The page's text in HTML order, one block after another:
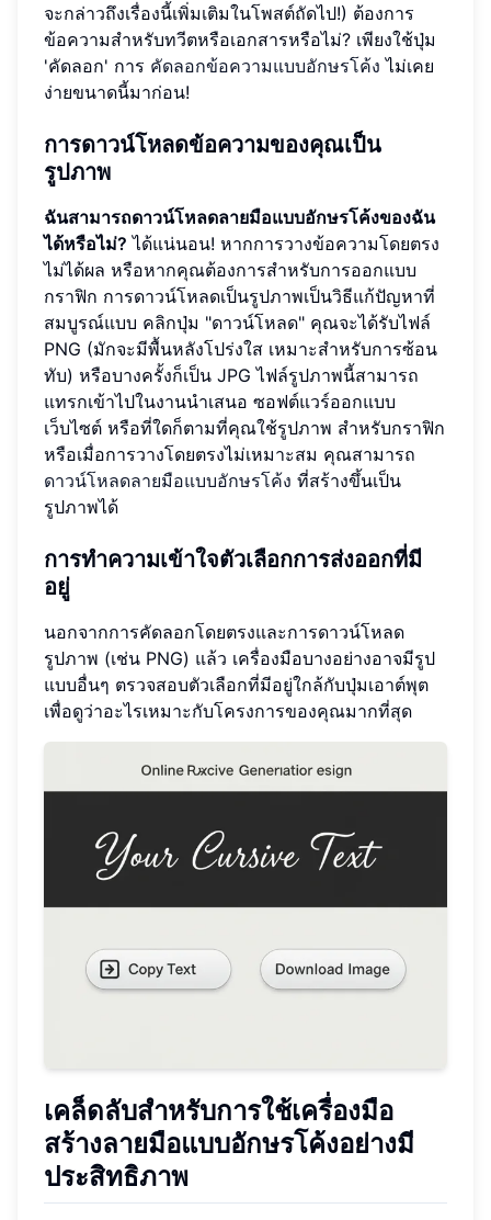
จะกล่าวถึงเรื่องนี้เพิ่มเติมในโพสต์ถัดไป!) ต้องการ
ข้อความสำหรับทวีตหรือเอกสารหรือไม่? เพียงใช้ปุ่ม
'คัดลอก' การ คัดลอกข้อความแบบอักษรโค้ง ไม่เคย
ง่ายขนาดนี้มาก่อน!
การดาวน์โหลดข้อความของคุณเป็น
รูปภาพ
ฉันสามารถดาวน์โหลดลายมือแบบอักษรโค้งของฉัน
ได้หรือไม่? ได้แน่นอน! หากการวางข้อความโดยตรง
ไม่ได้ผล หรือหากคุณต้องการสำหรับการออกแบบ
กราฟิก การดาวน์โหลดเป็นรูปภาพเป็นวิธีแก้ปัญหาที่
สมบูรณ์แบบ คลิกปุ่ม "ดาวน์โหลด" คุณจะได้รับไฟล์
PNG (มักจะมีพื้นหลังโปร่งใส เหมาะสำหรับการซ้อน
ทับ) หรือบางครั้งก็เป็น JPG ไฟล์รูปภาพนี้สามารถ
แทรกเข้าไปในงานนำเสนอ ซอฟต์แวร์ออกแบบ
เว็บไซต์ หรือที่ใดก็ตามที่คุณใช้รูปภาพ สำหรับกราฟิก
หรือเมื่อการวางโดยตรงไม่เหมาะสม คุณสามารถ
ดาวน์โหลดลายมือแบบอักษรโค้ง ที่สร้างขึ้นเป็น
รูปภาพได้
การทำความเข้าใจตัวเลือกการส่งออกที่มี
อยู่
นอกจากการคัดลอกโดยตรงและการดาวน์โหลด
รูปภาพ (เช่น PNG) แล้ว เครื่องมือบางอย่างอาจมีรูป
แบบอื่นๆ ตรวจสอบตัวเลือกที่มีอยู่ใกล้กับปุ่มเอาต์พุต
เพื่อดูว่าอะไรเหมาะกับโครงการของคุณมากที่สุด
เคล็ดลับสำหรับการใช้เครื่องมือ
สร้างลายมือแบบอักษรโค้งอย่างมี
ประสิทธิภาพ